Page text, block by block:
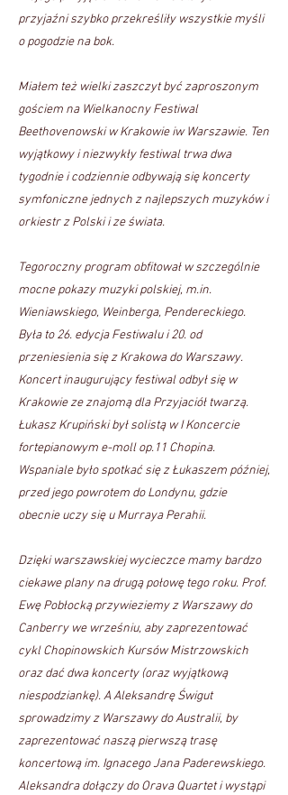
przyjaźni szybko przekreśliły wszystkie myśli
o pogodzie na bok.
Miałem też wielki zaszczyt być zaproszonym
gościem na Wielkanocny Festiwal
Beethovenowski w Krakowie iw Warszawie. Ten
wyjątkowy i niezwykły festiwal trwa dwa
tygodnie i codziennie odbywają się koncerty
symfoniczne jednych z najlepszych muzyków i
orkiestr z Polski i ze świata.
Tegoroczny program obfitował w szczególnie
mocne pokazy muzyki polskiej, m.in.
Wieniawskiego, Weinberga, Pendereckiego.
Była to 26. edycja Festiwalu i 20. od
przeniesienia się z Krakowa do Warszawy.
Koncert inaugurujący festiwal odbył się w
Krakowie ze znajomą dla Przyjaciół twarzą.
Łukasz Krupiński był solistą w I Koncercie
fortepianowym e-moll op.11 Chopina.
Wspaniale było spotkać się z Łukaszem później,
przed jego powrotem do Londynu, gdzie
obecnie uczy się u Murraya Perahii.
Dzięki warszawskiej wycieczce mamy bardzo
ciekawe plany na drugą połowę tego roku. Prof.
Ewę Pobłocką przywieziemy z Warszawy do
Canberry we wrześniu, aby zaprezentować
cykl Chopinowskich Kursów Mistrzowskich
oraz dać dwa koncerty (oraz wyjątkową
niespodziankę). A Aleksandrę Świgut
sprowadzimy z Warszawy do Australii, by
zaprezentować naszą pierwszą trasę
koncertową im. Ignacego Jana Paderewskiego.
Aleksandra dołączy do Orava Quartet i wystąpi